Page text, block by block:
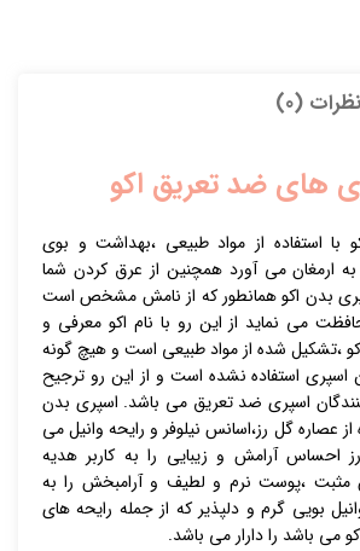
نظرات (0)
های ضد تعریق اکو
با استفاده از مواد طبیعی ،بهداشت و بوی
ارمغان می آورد همچنین از عرق کردن شما
بدن اکو همانطور که از نامش مشخص است
می نماید از این رو با نام اکو معرفی و
،تشکیل شده از مواد طبیعی است و هیچ گونه
اسپری استفاده نشده است و از این رو ترجیح
اسپری ضد تعریق می باشد. اسپری بدن
عصاره گل رز،اسانس نیلوفر و رایحه وانیل می
احساس آرامش و زیبایی را به کاربر هدیه
مثبت ،پوست نرم و لطیف و آرامبخش را به
بویی گرم و دلپذیر که از جمله رایحه های
می باشد را دارار می باشد.